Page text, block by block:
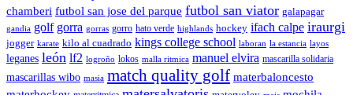
chamberi futbol san jose del parque futbol san viator galapagar
gandia golf gorra gorras gorro hato verde highlands hockey ifach calpe iraurgi
jogger karate kilo al cuadrado kings college school laboran la estancia layos
leganes león lf2 logroño lokos malla ritmica manuel elvira mascarilla solidaria
mascarillas wibo masia match quality golf materbaloncesto